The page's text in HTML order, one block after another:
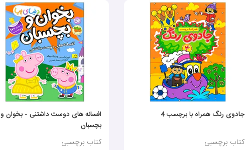
جادوی رنگ همراه با برچسب 4
کتاب برچسبی
افسانه های دوست داشتنی - بخوان و
بچسبان
کتاب برچسبی